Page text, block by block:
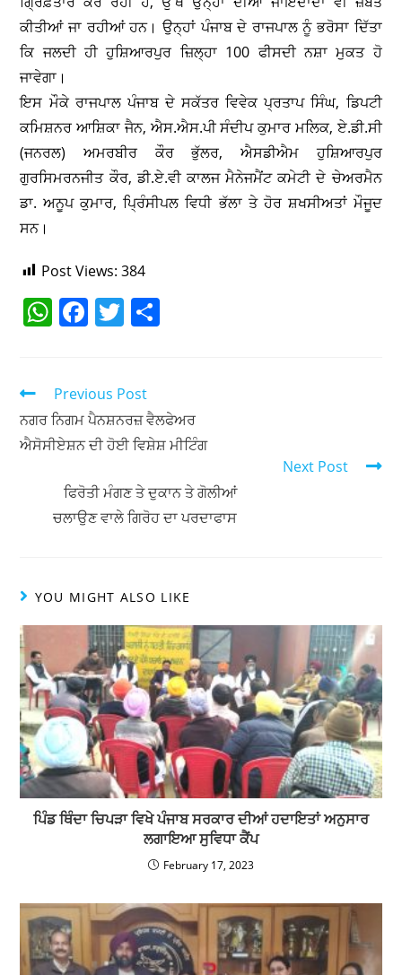
ਕੀਤੀਆਂ ਜਾ ਰਹੀਆਂ ਹਨ। ਉਨ੍ਹਾਂ ਪੰਜਾਬ ਦੇ ਰਾਜਪਾਲ ਨੂੰ ਭਰੋਸਾ ਦਿੱਤਾ
ਕਿ ਜਲਦੀ ਹੀ ਹੁਸ਼ਿਆਰਪੁਰ ਜ਼ਿਲ੍ਹਾ 100 ਫੀਸਦੀ ਨਸ਼ਾ ਮੁਕਤ ਹੋ
ਜਾਵੇਗਾ।
ਇਸ ਮੌਕੇ ਰਾਜਪਾਲ ਪੰਜਾਬ ਦੇ ਸਕੱਤਰ ਵਿਵੇਕ ਪ੍ਰਤਾਪ ਸਿੰਘ, ਡਿਪਟੀ
ਕਮਿਸ਼ਨਰ ਆਸ਼ਿਕਾ ਜੈਨ, ਐਸ.ਐਸ.ਪੀ ਸੰਦੀਪ ਕੁਮਾਰ ਮਲਿਕ, ਏ.ਡੀ.ਸੀ
(ਜਨਰਲ) ਅਮਰਬੀਰ ਕੌਰ ਭੁੱਲਰ, ਐਸਡੀਐਮ ਹੁਸ਼ਿਆਰਪੁਰ
ਗੁਰਸਿਮਰਨਜੀਤ ਕੌਰ, ਡੀ.ਏ.ਵੀ ਕਾਲਜ ਮੈਨੇਜਮੈਂਟ ਕਮੇਟੀ ਦੇ ਚੇਅਰਮੈਨ
ਡਾ. ਅਨੂਪ ਕੁਮਾਰ, ਪ੍ਰਿੰਸੀਪਲ ਵਿਧੀ ਭੱਲਾ ਤੇ ਹੋਰ ਸ਼ਖਸੀਅਤਾਂ ਮੌਜੂਦ
ਸਨ।
Post Views: 384
W
h
s
A
p
p
F
a
e
b
o
o
k
T
w
er
Previous Post
ਨਗਰ ਨਿਗਮ ਪੈਨਸ਼ਨਰਜ਼ ਵੈਲਫੇਅਰ
ਐਸੋਸੀਏਸ਼ਨ ਦੀ ਹੋਈ ਵਿਸ਼ੇਸ਼ ਮੀਟਿੰਗ
Next Post
ਫਿਰੋਤੀ ਮੰਗਣ ਤੇ ਦੁਕਾਨ ਤੇ ਗੋਲੀਆਂ
ਚਲਾਉਣ ਵਾਲੇ ਗਿਰੋਹ ਦਾ ਪਰਦਾਫਾਸ
YOU MIGHT ALSO LIKE
ਪਿੰਡ ਥਿੰਦਾ ਚਿਪੜਾ ਵਿਖੇ ਪੰਜਾਬ ਸਰਕਾਰ ਦੀਆਂ ਹਦਾਇਤਾਂ ਅਨੁਸਾਰ
ਲਗਾਇਆ ਸੁਵਿਧਾ ਕੈਂਪ
February 17, 2023